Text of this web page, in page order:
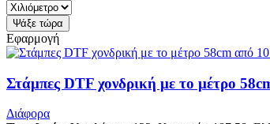
Εφαρμογή
Στάμπες DTF χονδρική με το μέτρο
Διάφορα